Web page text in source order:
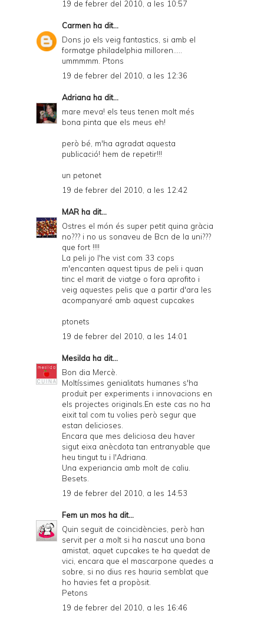
19 de febrer del 2010, a les 10:57
Carmen ha dit...
Dons jo els veig fantastics, si amb el
formatge philadelphia milloren.....
ummmmm. Ptons
19 de febrer del 2010, a les 12:36
Adriana ha dit...
mare meva! els teus tenen molt més
bona pinta que els meus eh!
però bé, m'ha agradat aquesta
publicació! hem de repetir!!!
un petonet
19 de febrer del 2010, a les 12:42
MAR ha dit...
Ostres el món és super petit quina gràcia
no??? i no us sonaveu de Bcn de la uni???
que fort !!!!
La peli jo l'he vist com 33 cops
m'encanten aquest tipus de peli i quan
tinc el marit de viatge o fora aprofito i
veig aquestes pelis que a partir d'ara les
acompanyaré amb aquest cupcakes
ptonets
19 de febrer del 2010, a les 14:01
Mesilda ha dit...
Bon dia Mercè.
Moltíssimes genialitats humanes s'ha
produït per experiments i innovacions en
els projectes originals.En este cas no ha
eixit tal com tu volies però segur que
estan delicioses.
Encara que mes deliciosa deu haver
sigut eixa anècdota tan entranyable que
heu tingut tu i l'Adriana.
Una experiancia amb molt de caliu.
Besets.
19 de febrer del 2010, a les 14:53
Fem un mos ha dit...
Quin seguit de coincidències, però han
servit per a molt si ha nascut una bona
amistat, aquet cupcakes te ha quedat de
vici, encara que el mascarpone quedes a
sobre, si no dius res hauria semblat que
ho havies fet a propòsit.
Petons
19 de febrer del 2010, a les 16:46